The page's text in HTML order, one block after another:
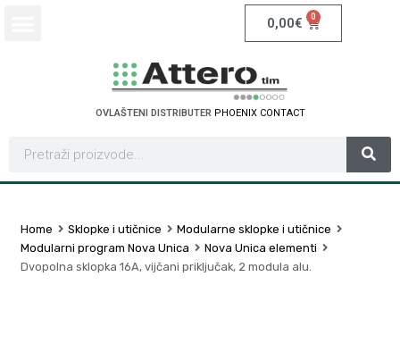
0,00€ 0
OVLAŠTENI DISTRIBUTER PHOENIX CONTACT
Home Sklopke i utičnice
Modularne sklopke i utičnice
Modularni program Nova Unica
Nova Unica elementi
Dvopolna sklopka 16A, vijčani priključak, 2 modula alu.